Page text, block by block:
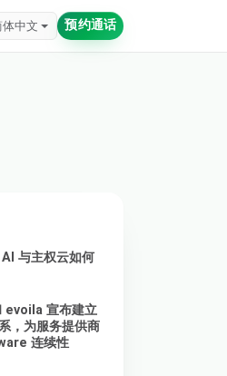
体中文 预约通话
与主权云如何
宣布建立
，为服务提供商
连续性